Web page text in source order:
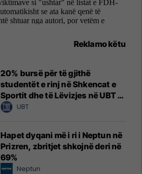
Reklamo këtu
20% bursë për të gjithë
studentët e rinj në Shkencat e
Sportit dhe të Lëvizjes në UBT –
vendet janë të limituara
UBT
Hapet dyqani më i ri i Neptun në
Prizren, zbritjet shkojnë deri në
69%
Neptun